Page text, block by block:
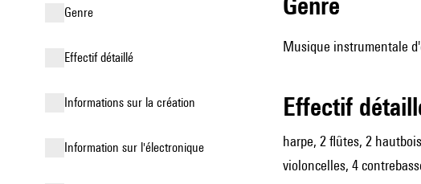
genre
effectif détaillé
informations sur la création
Information sur l'électronique
Musique instrumentale
effectif
harpe, 2 flûtes, 2
violoncelles, 4